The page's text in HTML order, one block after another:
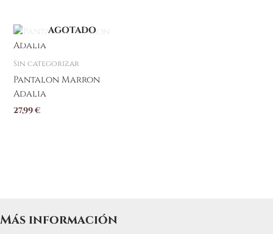
AGOTADO
Sin categorizar
Pantalon Marron
Adalia
27,99€
Este
producto
tiene
variantes.
opciones
de
producto
Más información